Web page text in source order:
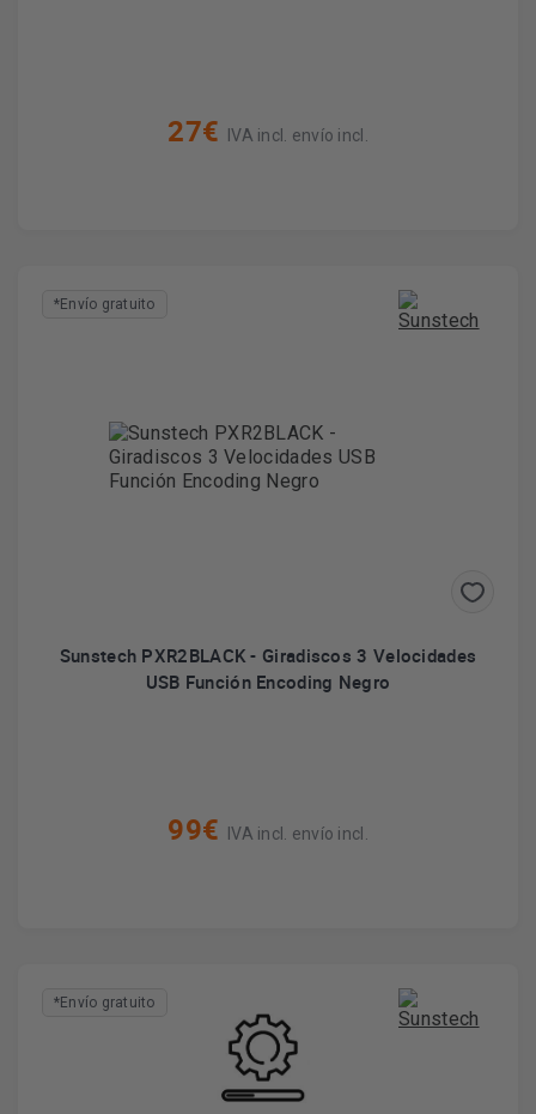
27€ IVA incl. envío incl.
*Envío gratuito
Sunstech PXR2BLACK - Giradiscos 3 Velocidades
USB Función Encoding Negro
99€ IVA incl. envío incl.
*Envío gratuito